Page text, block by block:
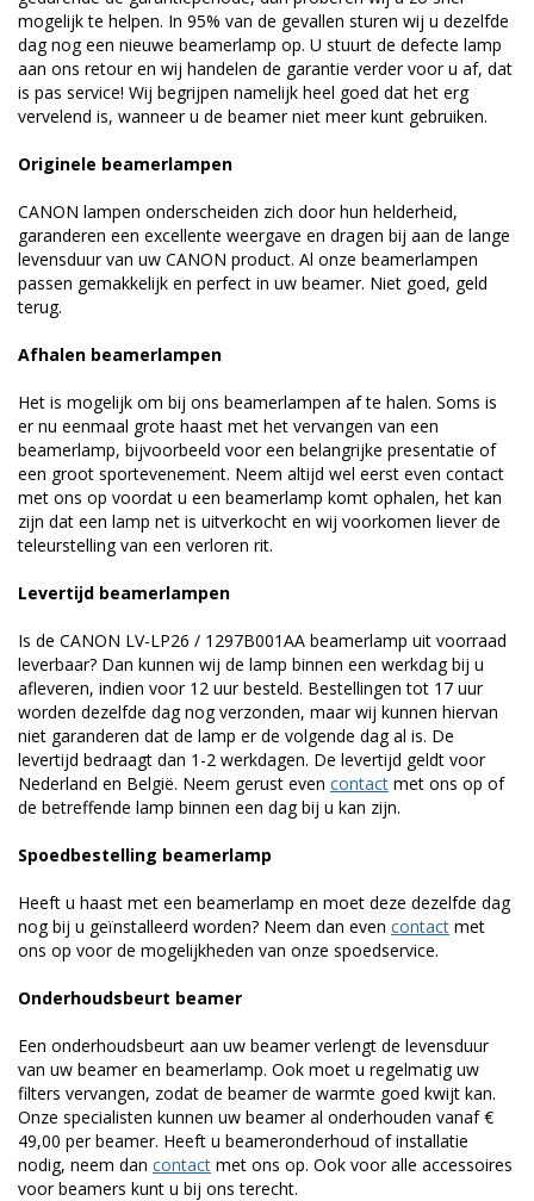
mogelijk te helpen. In 95% van de gevallen sturen wij u dezelfde
dag nog een nieuwe beamerlamp op. U stuurt de defecte lamp
aan ons retour en wij handelen de garantie verder voor u af, dat
is pas service! Wij begrijpen namelijk heel goed dat het erg
vervelend is, wanneer u de beamer niet meer kunt gebruiken.
Originele beamerlampen
CANON lampen onderscheiden zich door hun helderheid,
garanderen een excellente weergave en dragen bij aan de lange
levensduur van uw CANON product. Al onze beamerlampen
passen gemakkelijk en perfect in uw beamer. Niet goed, geld
terug.
Afhalen beamerlampen
Het is mogelijk om bij ons beamerlampen af te halen. Soms is
er nu eenmaal grote haast met het vervangen van een
beamerlamp, bijvoorbeeld voor een belangrijke presentatie of
een groot sportevenement. Neem altijd wel eerst even contact
met ons op voordat u een beamerlamp komt ophalen, het kan
zijn dat een lamp net is uitverkocht en wij voorkomen liever de
teleurstelling van een verloren rit.
Levertijd beamerlampen
Is de CANON LV-LP26 / 1297B001AA beamerlamp uit voorraad
leverbaar? Dan kunnen wij de lamp binnen een werkdag bij u
afleveren, indien voor 12 uur besteld. Bestellingen tot 17 uur
worden dezelfde dag nog verzonden, maar wij kunnen hiervan
niet garanderen dat de lamp er de volgende dag al is. De
levertijd bedraagt dan 1-2 werkdagen. De levertijd geldt voor
Nederland en België. Neem gerust even contact met ons op of
de betreffende lamp binnen een dag bij u kan zijn.
Spoedbestelling beamerlamp
Heeft u haast met een beamerlamp en moet deze dezelfde dag
nog bij u geïnstalleerd worden? Neem dan even contact met
ons op voor de mogelijkheden van onze spoedservice.
Onderhoudsbeurt beamer
Een onderhoudsbeurt aan uw beamer verlengt de levensduur
van uw beamer en beamerlamp. Ook moet u regelmatig uw
filters vervangen, zodat de beamer de warmte goed kwijt kan.
Onze specialisten kunnen uw beamer al onderhouden vanaf €
49,00 per beamer. Heeft u beameronderhoud of installatie
nodig, neem dan contact met ons op. Ook voor alle accessoires
voor beamers kunt u bij ons terecht.